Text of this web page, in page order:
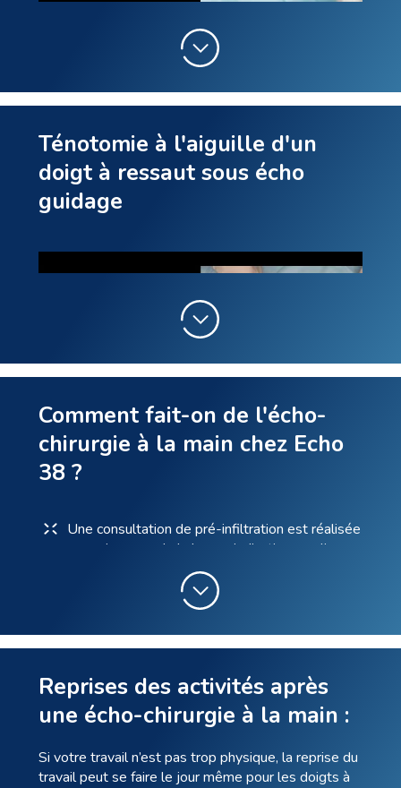
L’écho-chirurgie permet donc de simplifier la prise
en charge, utiliser une procédure moins invasive et
donc limiter les risques.
Ténotomie à l'aiguille d'un
doigt à ressaut sous écho
guidage
Comment fait-on de l'écho-
chirurgie à la main chez Echo
38 ?
Une consultation de pré-infiltration est réalisée
pour s’assurer de la bonne indication, expliquer
les tenants et aboutissants de la ténotomie et
expliquer la procédure.
Une désinfection soigneuse est réalisée selon
le protocole HAS : bétadine en quatre temps.
Une anesthésie sous cutanée est réalisée avec
une aiguille très fine.
Reprises des activités après
une écho-chirurgie à la main :
Si votre travail n’est pas trop physique, la reprise du
travail peut se faire le jour même pour les doigts à